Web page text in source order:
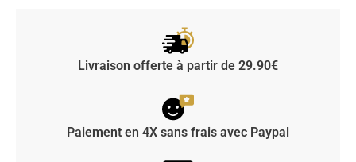
Livraison offerte à partir de 29.90€
Paiement en 4X sans frais avec Paypal